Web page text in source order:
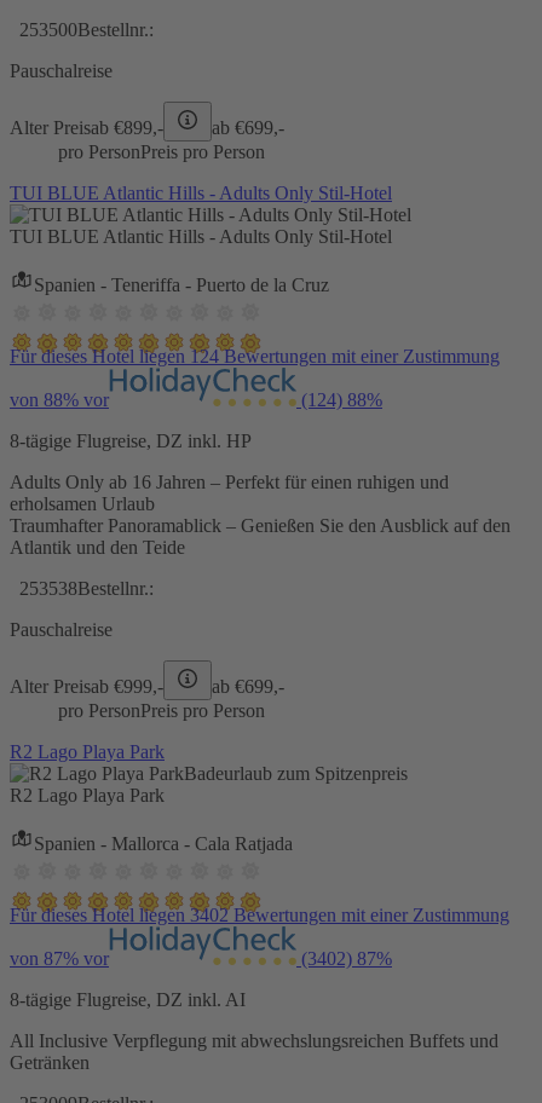
253500Bestellnr.:
Pauschalreise
Alter Preisab €899,- ab €699,-
pro PersonPreis pro Person
TUI BLUE Atlantic Hills - Adults Only Stil-Hotel
TUI BLUE Atlantic Hills - Adults Only Stil-Hotel
Spanien - Teneriffa - Puerto de la Cruz
Für dieses Hotel liegen 124 Bewertungen mit einer Zustimmung
von 88% vor (124) 88%
8-tägige Flugreise, DZ inkl. HP
Adults Only ab 16 Jahren – Perfekt für einen ruhigen und
erholsamen Urlaub
Traumhafter Panoramablick – Genießen Sie den Ausblick auf den
Atlantik und den Teide
253538Bestellnr.:
Pauschalreise
Alter Preisab €999,- ab €699,-
pro PersonPreis pro Person
R2 Lago Playa Park
Badeurlaub zum Spitzenpreis
R2 Lago Playa Park
Spanien - Mallorca - Cala Ratjada
Für dieses Hotel liegen 3402 Bewertungen mit einer Zustimmung
von 87% vor (3402) 87%
8-tägige Flugreise, DZ inkl. AI
All Inclusive Verpflegung mit abwechslungsreichen Buffets und
Getränken